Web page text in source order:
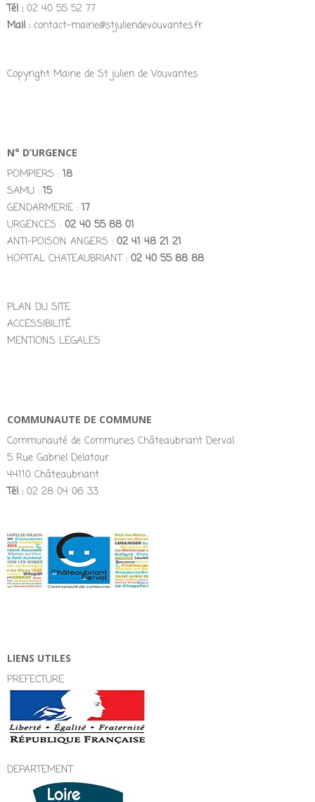
Tél :02 40 55 52 77
Mail :contact-mairie@stjuliendevouvantes.fr
Copyright Mairie de St julien de Vouvantes
N° D’URGENCE
POMPIERS : 18
SAMU : 15
GENDARMERIE : 17
URGENCES : 02 40 55 88 01
ANTI-POISON ANGERS : 02 41 48 21 21
HOPITAL CHATEAUBRIANT : 02 40 55 88 88
PLAN DU SITE
ACCESSIBILITÉ
MENTIONS LEGALES
COMMUNAUTE DE COMMUNE
Communauté de Communes Châteaubriant Derval
5 Rue Gabriel Delatour
44110 Châteaubriant
Tél :02 28 04 06 33
LIENS UTILES
PREFECTURE
DEPARTEMENT